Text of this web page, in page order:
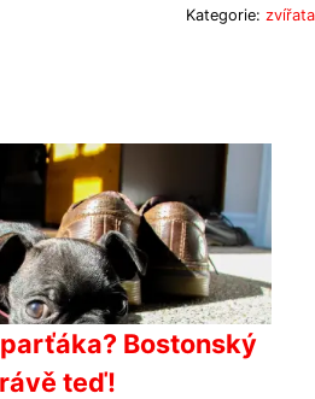
Kategorie: zvířata
Bostonský
teď!